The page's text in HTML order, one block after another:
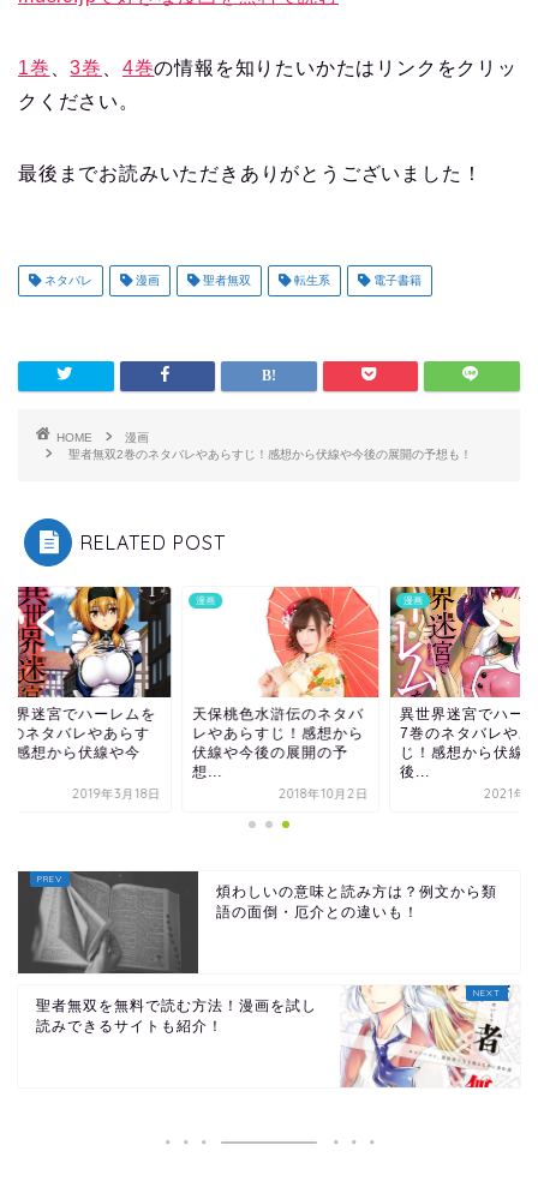
1巻 、3巻 4巻の情報を知りたいかたはリンクをクリッ
クください。
最後までお読みいただきありがとうございました！
ネタバレ 漫画 聖者無双 転生系 電子書籍
HOME
漫画
聖者無双2巻のネタバレやあらすじ！感想から伏線や今後の展開の予想も！
RELATED POST
界迷宮でハーレムを
ネタバレやあらす
感想から伏線や今
2019年3月18日
漫画
天保桃色水滸伝のネタバ
レやあらすじ！感想から
伏線や今後の展開の予
想...
2018年10月2日
漫画
異世界迷宮でハーレ
7巻のネタバレやあ
じ！感想から伏線や
後...
2021年4
煩わしいの意味と読み方は？例文から類
語の面倒・厄介との違いも！
聖者無双を無料で読む方法！漫画を試し
読みできるサイトも紹介！